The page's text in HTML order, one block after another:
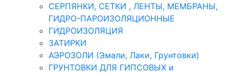
СЕРПЯНКИ, СЕТКИ , ЛЕНТЫ, МЕМБРАНЫ,
ГИДРО-ПАРОИЗОЛЯЦИОННЫЕ
ГИДРОИЗОЛЯЦИЯ
ЗАТИРКИ
АЭРОЗОЛИ (Эмали, Лаки, Грунтовки)
ГРУНТОВКИ ДЛЯ ГИПСОВЫХ и